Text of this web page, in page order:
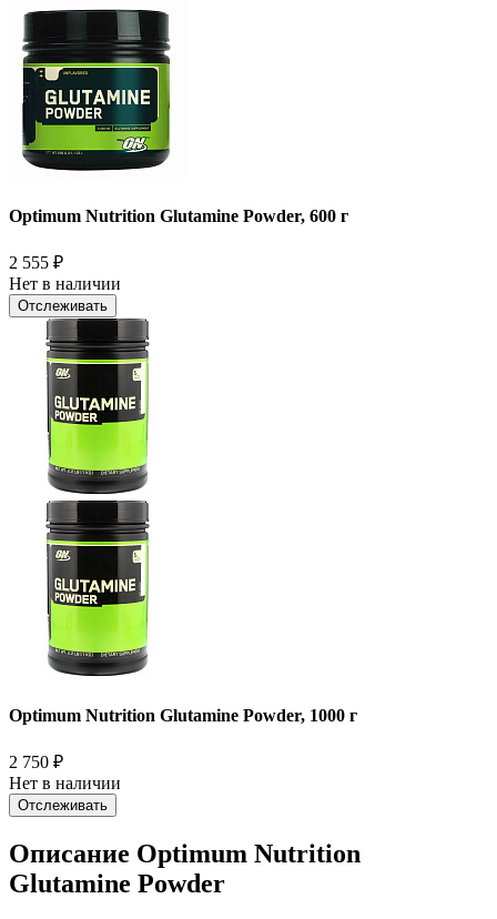
Optimum Nutrition Glutamine Powder, 600 г
2 555 ₽
Нет в наличии
Отслеживать
Optimum Nutrition Glutamine Powder, 1000 г
2 750 ₽
Нет в наличии
Отслеживать
Описание Optimum Nutrition
Glutamine Powder